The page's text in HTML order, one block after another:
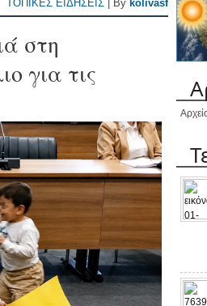
ΤΟΠΙΚΕΣ ΕΙΔΗΣΕΙΣ | By kolivasf
στη
για τις